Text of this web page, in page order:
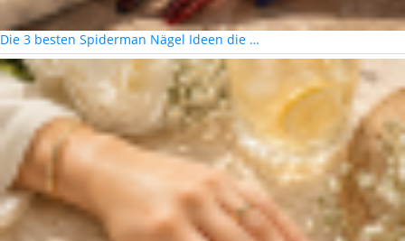
Die 3 besten Spiderman Nägel Ideen die …